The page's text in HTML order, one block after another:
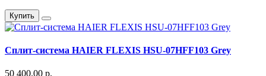
Купить
Сплит-система HAIER FLEXIS HSU-07HFF103 Grey
50 400.00 р.